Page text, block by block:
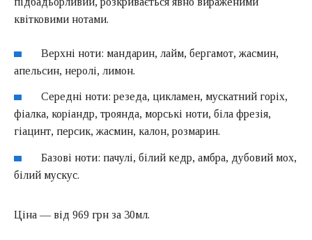
квітковими нотами.
Верхні ноти: мандарин, лайм, бергамот, жасмин,
апельсин, неролі, лимон.
Середні ноти: резеда, цикламен, мускатний горіх,
фіалка, коріандр, троянда, морські ноти, біла фрезія,
гіацинт, персик, жасмин, калон, розмарин.
Базові ноти: пачулі, білий кедр, амбра, дубовий мох,
білий мускус.
Ціна — від 969 грн за 30мл.